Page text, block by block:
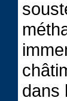
dans